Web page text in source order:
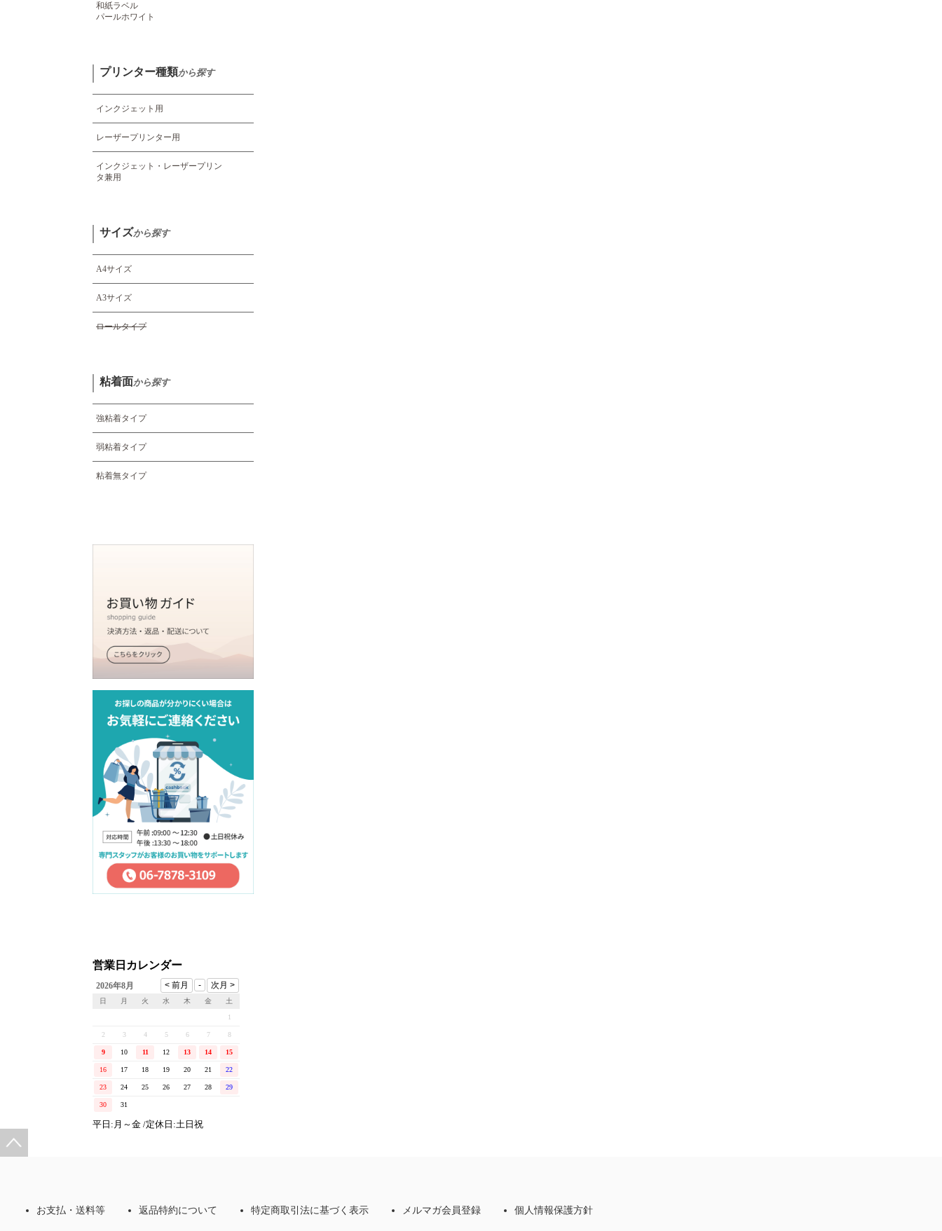
和紙ラベル
パールホワイト
プリンター種類から探す
インクジェット用
レーザープリンター用
インクジェット・レーザープリン
タ兼用
サイズから探す
A4サイズ
A3サイズ
ロールタイプ
粘着面から探す
強粘着タイプ
弱粘着タイプ
粘着無タイプ
営業日カレンダー
2026年8月
日 月 火 水 木 金 土
1
2 3 4 5 6 7 8
9 10 11 12 13 14 15
16 17 18 19 20 21 22
23 24 25 26 27 28 29
30 31
平日:月～金 /定休日:土日祝
お支払・送料等 返品特約について 特定商取引法に基づく表示 メルマガ会員登録 個人情報保護方針